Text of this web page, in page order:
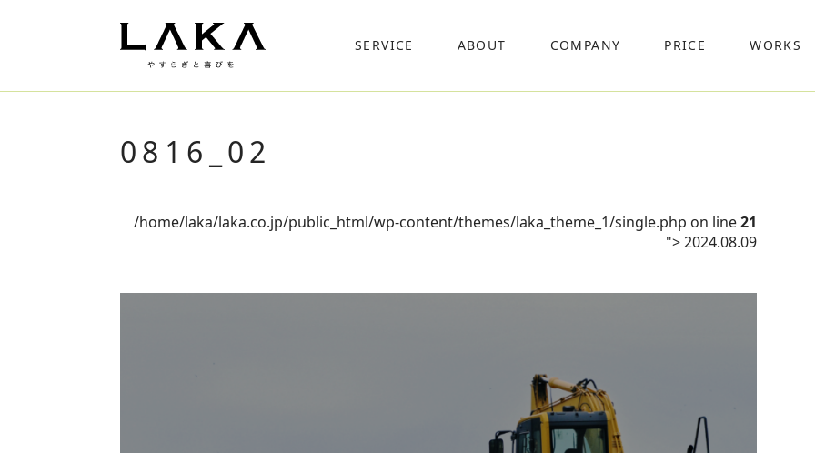
SERVICE ABOUT COMPANY PRICE WORKS
0816_02
/home/laka/laka.co.jp/public_html/wp-content/themes/laka_theme_1/single.php on line21
">2024.08.09